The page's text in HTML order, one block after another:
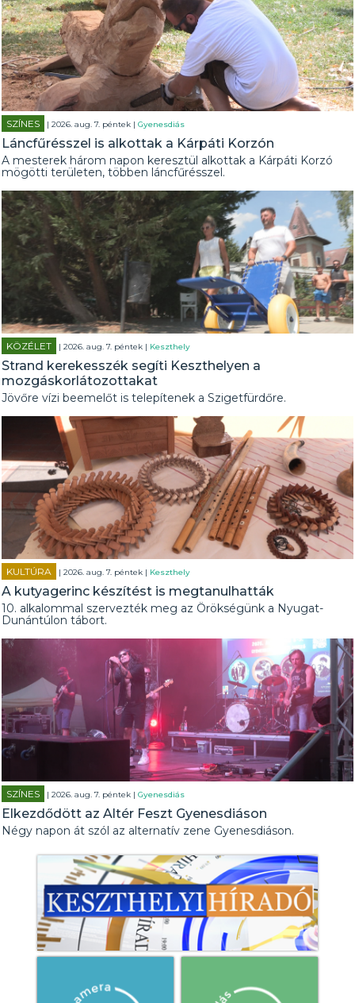
SZÍNES | 2026. aug. 7. péntek |Gyenesdiás
Láncfűrésszel is alkottak a Kárpáti Korzón
A mesterek három napon keresztül alkottak a Kárpáti Korzó
mögötti területen, többen láncfűrésszel.
KÖZÉLET | 2026. aug. 7. péntek | Keszthely
Strand kerekesszék segíti Keszthelyen a
mozgáskorlátozottakat
Jövőre vízi beemelőt is telepítenek a Szigetfürdőre.
KULTÚRA | 2026. aug. 7. péntek | Keszthely
A kutyagerinc készítést is megtanulhatták
10. alkalommal szervezték meg az Örökségünk a Nyugat-
Dunántúlon tábort.
SZÍNES | 2026. aug. 7. péntek |Gyenesdiás
Elkezdődött az Altér Feszt Gyenesdiáson
Négy napon át szól az alternatív zene Gyenesdiáson.